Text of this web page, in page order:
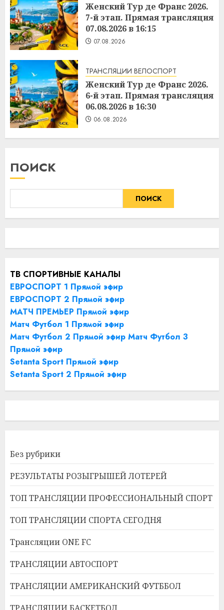
Женский Тур де Франс 2026.
7-й этап. Прямая трансляция
07.08.2026 в 16:15
07.08.2026
ТРАНСЛЯЦИИ ВЕЛОСПОРТ
Женский Тур де Франс 2026.
6-й этап. Прямая трансляция
06.08.2026 в 16:30
06.08.2026
ПОИСК
ПОИСК
ТВ СПОРТИВНЫЕ КАНАЛЫ
ЕВРОСПОРТ 1 Прямой эфир
ЕВРОСПОРТ 2 Прямой эфир
МАТЧ ПРЕМЬЕР Прямой эфир
Матч Футбол 1 Прямой эфир
Матч Футбол 2 Прямой эфир Матч Футбол 3
Прямой эфир
Setanta Sport Прямой эфир
Setanta Sport 2 Прямой эфир
Без рубрики
РЕЗУЛЬТАТЫ РОЗЫГРЫШЕЙ ЛОТЕРЕЙ
ТОП ТРАНСЛЯЦИИ ПРОФЕССИОНАЛЬНЫЙ СПОРТ
ТОП ТРАНСЛЯЦИИ СПОРТА СЕГОДНЯ
Трансляции ONE FC
ТРАНСЛЯЦИИ АВТОСПОРТ
ТРАНСЛЯЦИИ АМЕРИКАНСКИЙ ФУТББОЛ